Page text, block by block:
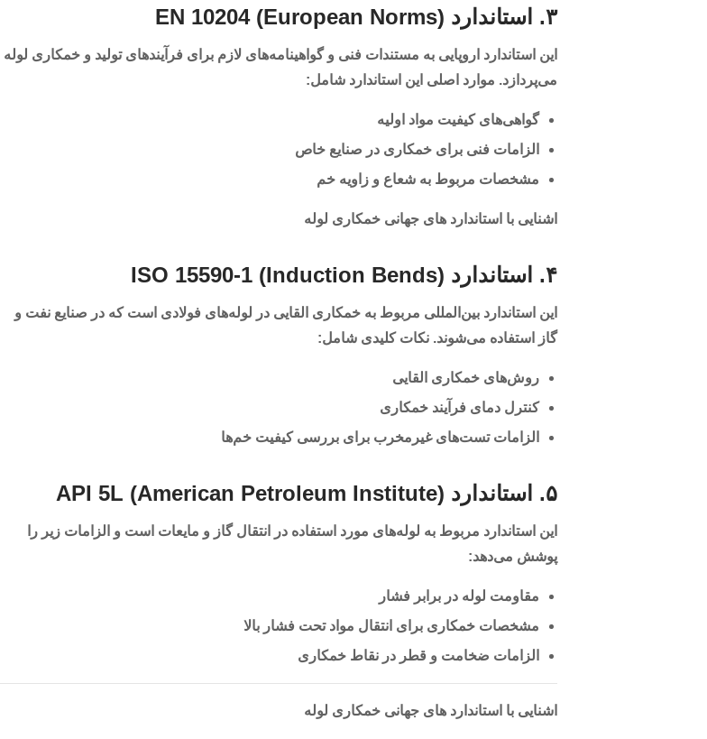
۳. استاندارد EN 10204 (European Norms)
این استاندارد اروپایی به مستندات فنی و گواهینامه‌های لازم برای فرآیندهای تولید و خمکاری لوله
می‌پردازد. موارد اصلی این استاندارد شامل:
گواهی‌های کیفیت مواد اولیه
الزامات فنی برای خمکاری در صنایع خاص
مشخصات مربوط به شعاع و زاویه خم
اشنایی با استاندارد های جهانی خمکاری لوله
۴. استاندارد ISO 15590-1 (Induction Bends)
این استاندارد بین‌المللی مربوط به خمکاری القایی در لوله‌های فولادی است که در صنایع نفت و
گاز استفاده می‌شوند. نکات کلیدی شامل:
روش‌های خمکاری القایی
کنترل دمای فرآیند خمکاری
الزامات تست‌های غیرمخرب برای بررسی کیفیت خم‌ها
۵. استاندارد API 5L (American Petroleum Institute)
این استاندارد مربوط به لوله‌های مورد استفاده در انتقال گاز و مایعات است و الزامات زیر را
پوشش می‌دهد:
مقاومت لوله در برابر فشار
مشخصات خمکاری برای انتقال مواد تحت فشار بالا
الزامات ضخامت و قطر در نقاط خمکاری
اشنایی با استاندارد های جهانی خمکاری لوله